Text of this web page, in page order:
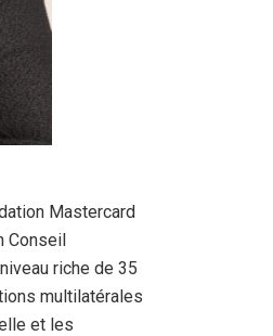
Mastercard
Conseil
riche de 35
multilatérales
et les